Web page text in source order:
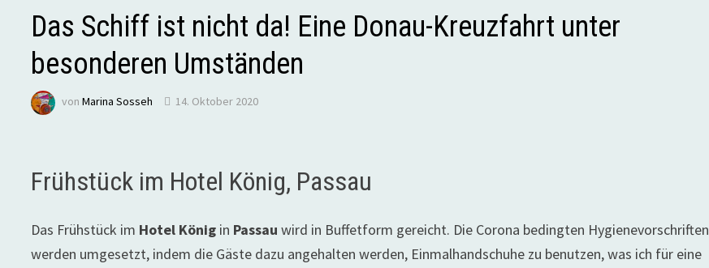
Das Schiff ist nicht da! Eine Donau-Kreuzfahrt unter
besonderen Umständen
vonMarina Sosseh 14. Oktober 2020
Frühstück im Hotel König, Passau
Das Frühstück im Hotel König in Passau wird in Buffetform gereicht. Die Corona bedingten Hygienevorschriften
werden umgesetzt, indem die Gäste dazu angehalten werden, Einmalhandschuhe zu benutzen, was ich für eine